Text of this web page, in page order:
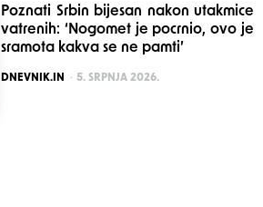
Poznati Srbin bijesan nakon utakmice
vatrenih: ‘Nogomet je pocrnio, ovo je
sramota kakva se ne pamti’
POSTED
DNEVNIK.IN 5. SRPNJA 2026.